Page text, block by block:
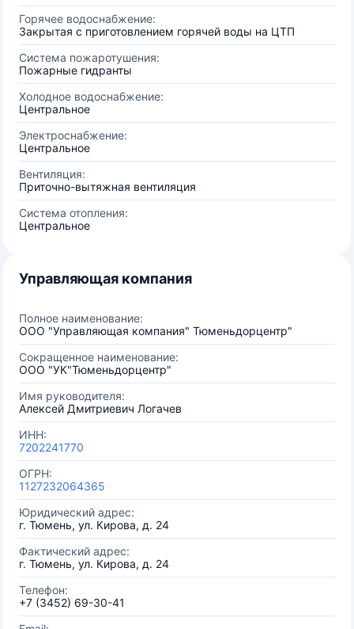
Горячее водоснабжение:
Закрытая с приготовлением горячей воды на ЦТП
Система пожаротушения:
Пожарные гидранты
Холодное водоснабжение:
Центральное
Электроснабжение:
Центральное
Вентиляция:
Приточно-вытяжная вентиляция
Система отопления:
Центральное
Управляющая компания
Полное наименование:
ООО "Управляющая компания" Тюменьдорцентр"
Сокращенное наименование:
ООО "УК"Тюменьдорцентр"
Имя руководителя:
Алексей Дмитриевич Логачев
ИНН:
7202241770
ОГРН:
1127232064365
Юридический адрес:
г. Тюмень, ул. Кирова, д. 24
Фактический адрес:
г. Тюмень, ул. Кирова, д. 24
Телефон:
+7 (3452) 69-30-41